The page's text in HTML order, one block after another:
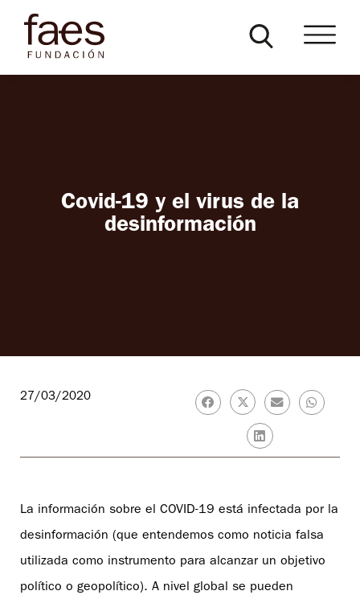
Covid-19 y el virus de la
desinformación
27/03/2020
La información sobre el COVID-19 está infectada por la
desinformación (que entendemos como noticia falsa
utilizada como instrumento para alcanzar un objetivo
político o geopolítico). A nivel global se pueden